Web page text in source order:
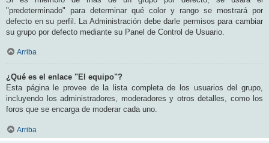
"predeterminado" para determinar qué color y rango se mostrará por
defecto en su perfil. La Administración debe darle permisos para cambiar
su grupo por defecto mediante su Panel de Control de Usuario.
Arriba
¿Qué es el enlace "El equipo"?
Esta página le provee de la lista completa de los usuarios del grupo,
incluyendo los administradores, moderadores y otros detalles, como los
foros que se encarga de moderar cada uno.
Arriba